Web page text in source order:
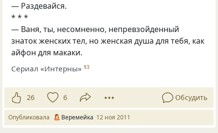
— Раздевайся.
* * *
— Ваня, ты, несомненно, непревзойденный
знаток женских тел, но женская душа для тебя, как
айфон для макаки.
Сериал «Интерны» 93
26 6 Обсудить
Опубликовала Веремейка 12 ноя 2011